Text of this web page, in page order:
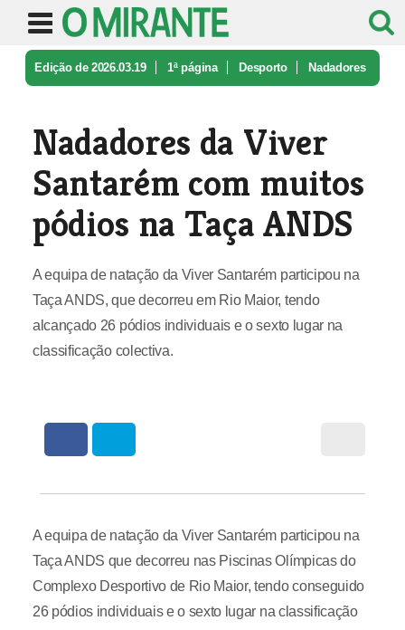
Edição de 2026.03.19 1ª página Desporto Nadadores
Nadadores da Viver
Santarém com muitos
pódios na Taça ANDS
A equipa de natação da Viver Santarém participou na
Taça ANDS, que decorreu em Rio Maior, tendo
alcançado 26 pódios individuais e o sexto lugar na
classificação colectiva.
A equipa de natação da Viver Santarém participou na
Taça ANDS que decorreu nas Piscinas Olímpicas do
Complexo Desportivo de Rio Maior, tendo conseguido
26 pódios individuais e o sexto lugar na classificação